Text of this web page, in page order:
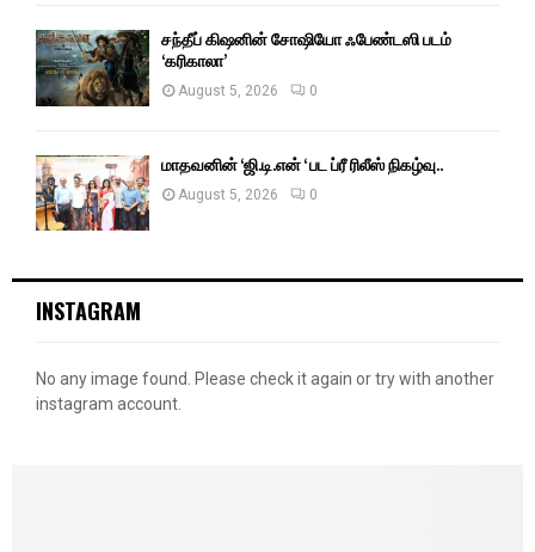
சந்தீப் கிஷனின் சோஷியோ ஃபேண்டஸி படம்
‘கரிகாலா’
August 5, 2026 0
மாதவனின் ‘ஜி.டி.என் ‘ பட ப்ரீ ரிலீஸ் நிகழ்வு..
August 5, 2026 0
INSTAGRAM
No any image found. Please check it again or try with another
instagram account.